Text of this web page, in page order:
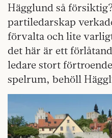
Hägglund så
partiledarskap
förvalta och lite
det här är ett
ledare stort
spelrum, behöll